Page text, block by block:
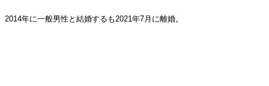
2014年に一般男性と結婚するも2021年7月に離婚。